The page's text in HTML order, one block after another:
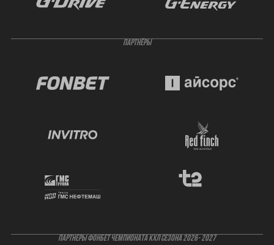
ПАРТНЁРЫ
ПАРТНЕРЫ ФОНБЕТ ЧЕМПИОНАТА КХЛ СЕЗОНА 2026- 2027